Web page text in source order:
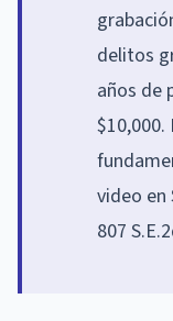
delitos
años de
$10,000.
video en
807